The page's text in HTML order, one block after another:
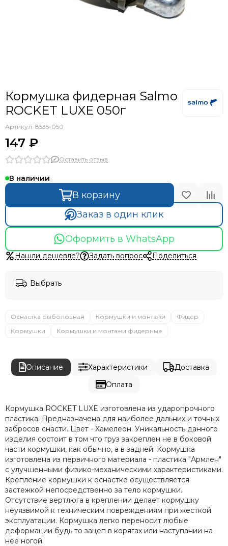
Кормушка фидерная Salmo
ROCKET LUXE 050г
Артикул: 8535-050
147 ₽
Оставить отзыв
В наличии
В корзину
Заказ в один клик
Оформить в WhatsApp
Нашли дешевле? Задать вопрос Поделиться
Выбрать
Оснастка рыболовная Кормушки и монтажи
Фидер
Кормушки
Кормушки и монтажи фидерные
Описание Характеристики
Доставка
Оплата
Кормушка ROCKET LUXE изготовлена из ударопрочного
пластика. Предназначена для наиболее дальних и точных
забросов снасти. Цвет - Хамелеон. Уникальность данного
изделия состоит в том что груз закреплен не в боковой
части кормушки, как обычно, а в задней. Кормушка
изготовлена из первичного материала - пластика "Армлен"
с улучшенными физико-механическими характеристиками.
Крепление кормушки к оснастке осуществляется
застежкой непосредственно за тело кормушки.
Отсутствие вертлюга в креплении делает кормушку
неуязвимой к техническим повреждениям при жесткой
эксплуатации. Кормушка легко переносит любые
деформации будь то зацеп в корягах или наступании на
нее ногой.